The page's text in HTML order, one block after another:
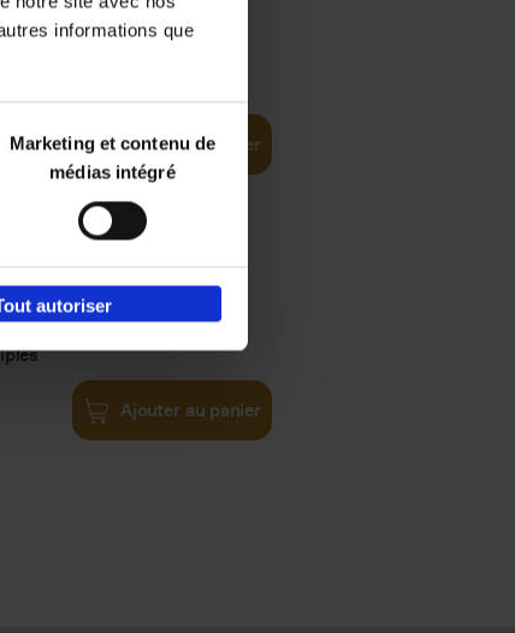
informations que
Marketing et contenu de
médias intégré
autoriser
Ajouter au panier
€34,99
Ajouter au panier